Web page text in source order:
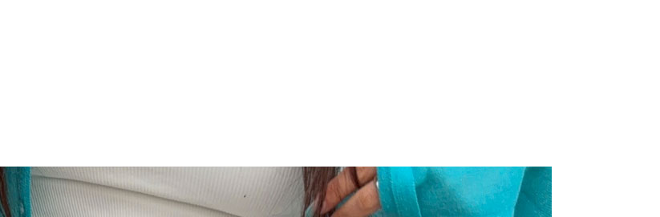
페이코 ID로 페이코
PAYCO 바로구매